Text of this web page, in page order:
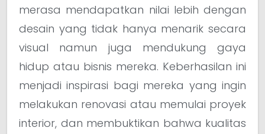
merasa mendapatkan nilai lebih dengan
desain yang tidak hanya menarik secara
visual namun juga mendukung gaya
hidup atau bisnis mereka. Keberhasilan ini
menjadi inspirasi bagi mereka yang ingin
melakukan renovasi atau memulai proyek
interior, dan membuktikan bahwa kualitas